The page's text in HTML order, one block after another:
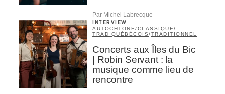
Par Michel Labrecque
INTERVIEW
AUTOCHTONE/CLASSIQUE/
TRAD QUÉBÉCOIS/TRADITIONNEL
Concerts aux Îles du Bic
| Robin Servant : la
musique comme lieu de
rencontre